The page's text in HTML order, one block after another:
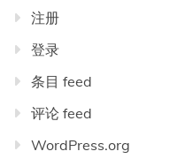
注册
登录
条目 feed
评论 feed
WordPress.org